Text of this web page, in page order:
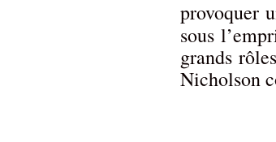
provoquer
sous
grands
Nicholson